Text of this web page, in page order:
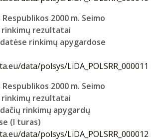
2000 m. Seimo
rinkimų rezultatai
rinkimų apygardose
data/polsys/LiDA_POLSRR_000011
2000 m. Seimo
rinkimų rezultatai
rinkimų apygardų
(I turas)
data/polsys/LiDA_POLSRR_000012